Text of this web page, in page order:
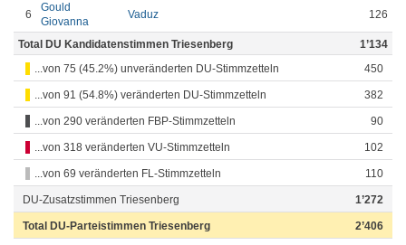
6
Gould
Giovanna
Vaduz 126
Total DU Kandidatenstimmen Triesenberg
1’134
...von 75 (45.2%) unveränderten DU-Stimmzetteln
450
...von 91 (54.8%) veränderten DU-Stimmzetteln 382
...von 290 veränderten FBP-Stimmzetteln 90
...von 318 veränderten VU-Stimmzetteln 102
...von 69 veränderten FL-Stimmzetteln 110
DU-Zusatzstimmen Triesenberg 1’272
Total DU-Parteistimmen Triesenberg 2’406